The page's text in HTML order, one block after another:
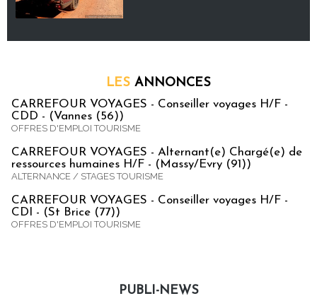
LES ANNONCES
CARREFOUR VOYAGES - Conseiller voyages H/F -
CDD - (Vannes (56))
OFFRES D'EMPLOI TOURISME
CARREFOUR VOYAGES - Alternant(e) Chargé(e) de
ressources humaines H/F - (Massy/Evry (91))
ALTERNANCE / STAGES TOURISME
CARREFOUR VOYAGES - Conseiller voyages H/F -
CDI - (St Brice (77))
OFFRES D'EMPLOI TOURISME
PUBLI-NEWS